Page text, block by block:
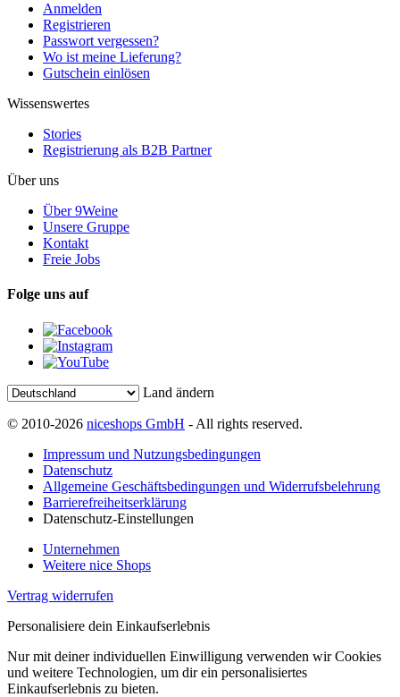
Anmelden
Registrieren
Passwort vergessen?
Wo ist meine Lieferung?
Gutschein einlösen
Wissenswertes
Stories
Registrierung als B2B Partner
Über uns
Über 9Weine
Unsere Gruppe
Kontakt
Freie Jobs
Folge uns auf
Land ändern
© 2010-2026 niceshops GmbH - All rights reserved.
Impressum und Nutzungsbedingungen
Datenschutz
Allgemeine Geschäftsbedingungen und Widerrufsbelehrung
Barrierefreiheitserklärung
Datenschutz-Einstellungen
Unternehmen
Weitere nice Shops
Vertrag widerrufen
Personalisiere dein Einkaufserlebnis
Nur mit deiner individuellen Einwilligung verwenden wir Cookies
und weitere Technologien, um dir ein personalisiertes
Einkaufserlebnis zu bieten.